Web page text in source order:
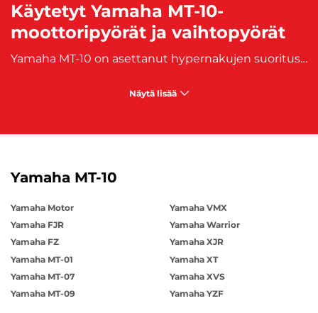
Käytetyt Yamaha MT-10-
moottoripyörät ja vaihtopyörät
Yamaha MT-10 on asettanut hypernakujen suorituskyvylle uudet perusarvot. Suorituskyvyltään MT-10 tarjoaa vääntövahvaa kiihtyvyyttä ja kaarteita kaihtamatonta asennetta. Yamaha MT-10:n pirteästi kaasuun vastaava, maineikas, nelisylinterinen, 998cc crossplane-moottori tuottaa tehokasta ja lineaarista vääntövoimaa alakierroksilta lähtien.
Näytä lisää
Yamaha MT-10
Yamaha Motor
Yamaha FJR
Yamaha FZ
Yamaha MT-01
Yamaha MT-07
Yamaha MT-09
Yamaha VMX
Yamaha Warrior
Yamaha XJR
Yamaha XT
Yamaha XVS
Yamaha YZF